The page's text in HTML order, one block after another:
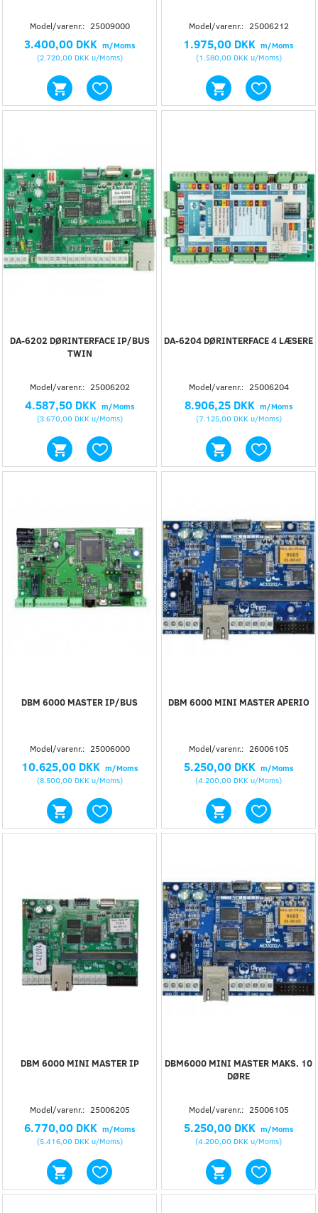
Model/varenr.: 25009000
3.400,00 DKK m/Moms
(2.720,00 DKKu/Moms)
Model/varenr.: 25006212
1.975,00 DKK m/Moms
(1.580,00 DKKu/Moms)
DA-6202 DØRINTERFACE IP/BUS
TWIN
Model/varenr.: 25006202
4.587,50 DKK m/Moms
(3.670,00 DKKu/Moms)
DA-6204 DØRINTERFACE 4 LÆSERE
Model/varenr.: 25006204
8.906,25 DKK m/Moms
(7.125,00 DKKu/Moms)
DBM 6000 MASTER IP/BUS
Model/varenr.: 25006000
10.625,00 DKK m/Moms
(8.500,00 DKK u/Moms)
DBM 6000 MINI MASTER APERIO
Model/varenr.: 26006105
5.250,00 DKK m/Moms
(4.200,00 DKK u/Moms)
DBM 6000 MINI MASTER IP
Model/varenr.: 25006205
6.770,00 DKK m/Moms
(5.416,00 DKKu/Moms)
DBM6000 MINI MASTER MAKS. 10
DØRE
Model/varenr.: 25006105
5.250,00 DKK m/Moms
(4.200,00 DKK u/Moms)